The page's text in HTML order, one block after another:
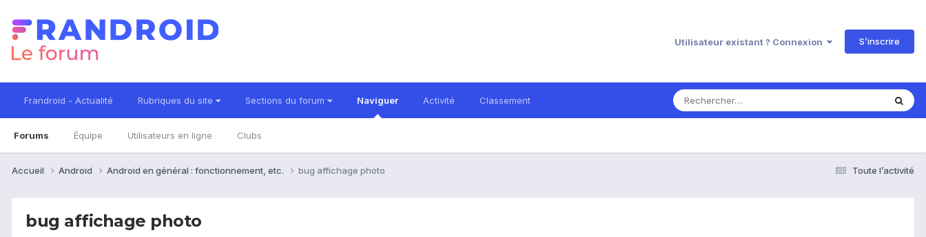
Utilisateur existant ? Connexion S’inscrire
Frandroid - Actualité Rubriques du site Sections du forum Naviguer
Forums Équipe Utilisateurs en ligne Clubs
Activité Classement
Toute l’activité
Accueil Android Android en général : fonctionnement, etc. bug affichage photo
bug affichage photo